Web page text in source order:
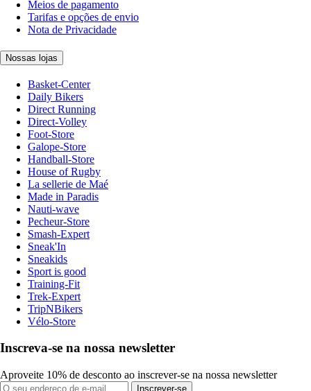
Meios de pagamento
Tarifas e opções de envio
Nota de Privacidade
Nossas lojas
Basket-Center
Daily Bikers
Direct Running
Direct-Volley
Foot-Store
Galope-Store
Handball-Store
House of Rugby
La sellerie de Maé
Made in Paradis
Nauti-wave
Pecheur-Store
Smash-Expert
Sneak'In
Sneakids
Sport is good
Training-Fit
Trek-Expert
TripNBikers
Vélo-Store
Inscreva-se na nossa newsletter
Aproveite 10% de desconto ao inscrever-se na nossa newsletter
Inscrever-se